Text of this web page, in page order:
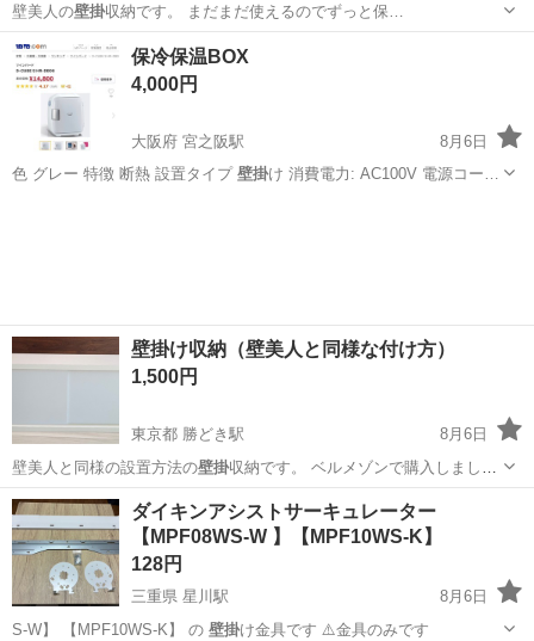
壁美人の壁掛収納です。 まだまだ使えるのでずっと保…
東京 中央区 勝どき駅
保冷保温BOX
4,000円
大阪府 宮之阪駅
8月6日
色 グレー 特徴 断熱 設置タイプ 壁掛け 消費電力: AC100V 電源コー…
壁掛け収納（壁美人と同様な付け方）
1,500円
東京都 勝どき駅
8月6日
壁美人と同様の設置方法の壁掛収納です。 ベルメゾンで購入しまし
た。…
東京 中央区 勝どき駅 収納家具
ダイキンアシストサーキュレーター
【MPF08WS-W 】【MPF10WS-K】
128円
三重県 星川駅
8月6日
S-W】 【MPF10WS-K】 の 壁掛け金具です ⚠️金具のみです